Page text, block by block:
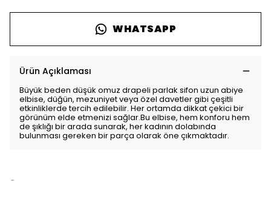
WHATSAPP
Ürün Açıklaması
Büyük beden düşük omuz drapeli parlak sifon uzun abiye
elbise, düğün, mezuniyet veya özel davetler gibi çeşitli
etkinliklerde tercih edilebilir. Her ortamda dikkat çekici bir
görünüm elde etmenizi sağlar.Bu elbise, hem konforu hem
de şıklığı bir arada sunarak, her kadının dolabında
bulunması gereken bir parça olarak öne çıkmaktadır.